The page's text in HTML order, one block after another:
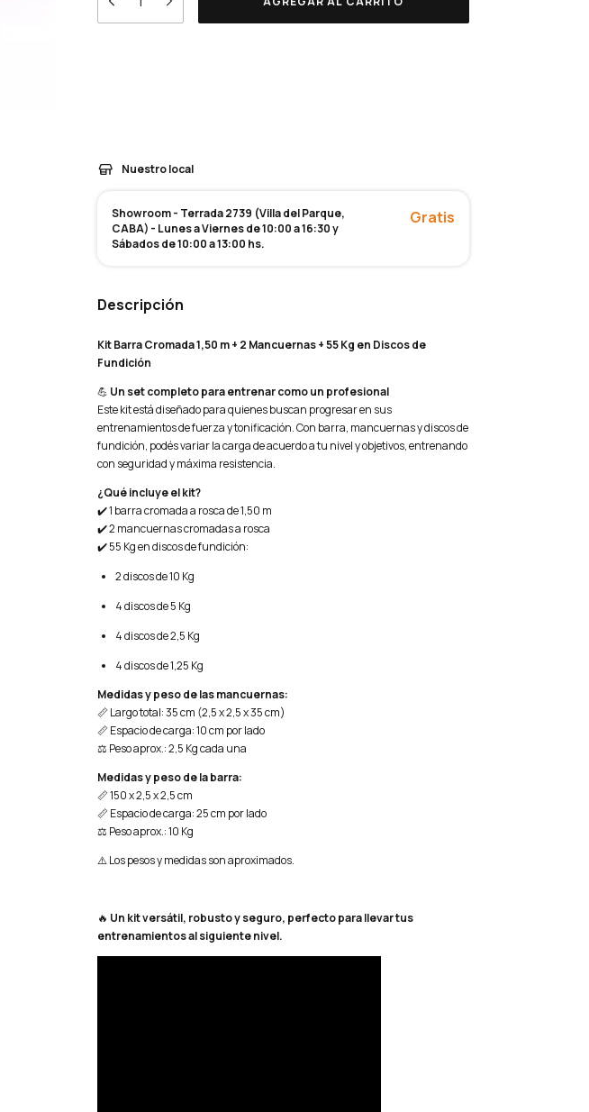
Nuestro local
Showroom - Terrada 2739 (Villa del Parque,
CABA) - Lunes a Viernes de 10:00 a 16:30 y
Sábados de 10:00 a 13:00 hs.
Gratis
Descripción
Kit Barra Cromada 1,50 m + 2 Mancuernas + 55 Kg en Discos de
Fundición
💪 Un set completo para entrenar como un profesional
Este kit está diseñado para quienes buscan progresar en sus
entrenamientos de fuerza y tonificación. Con barra, mancuernas y discos de
fundición, podés variar la carga de acuerdo a tu nivel y objetivos, entrenando
con seguridad y máxima resistencia.
¿Qué incluye el kit?
✔️ 1 barra cromada a rosca de 1,50 m
✔️ 2 mancuernas cromadas a rosca
✔️ 55 Kg en discos de fundición:
2 discos de 10 Kg
4 discos de 5 Kg
4 discos de 2,5 Kg
4 discos de 1,25 Kg
Medidas y peso de las mancuernas:
📏 Largo total: 35 cm (2,5 x 2,5 x 35 cm)
📏 Espacio de carga: 10 cm por lado
⚖️ Peso aprox.: 2,5 Kg cada una
Medidas y peso de la barra:
📏 150 x 2,5 x 2,5 cm
📏 Espacio de carga: 25 cm por lado
⚖️ Peso aprox.: 10 Kg
⚠️ Los pesos y medidas son aproximados.
🔥 Un kit versátil, robusto y seguro, perfecto para llevar tus
entrenamientos al siguiente nivel.